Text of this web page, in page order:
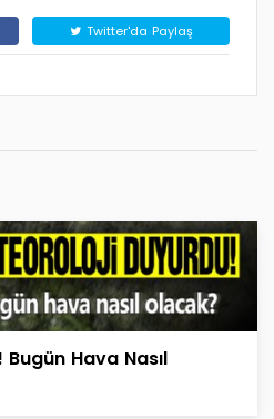
Twitter'da Paylaş
Hava Nasıl